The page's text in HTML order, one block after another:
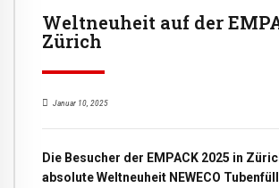
Weltneuheit auf der
Zürich
Januar 10, 2025
Die Besucher der EMPACK 2025 in
absolute Weltneuheit NEWECO